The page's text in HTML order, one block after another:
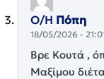
Ο/Η Πόπη
18/05/2026 -
Βρε Κουτά ,
Μαξίμου